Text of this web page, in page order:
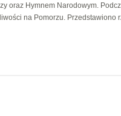
oraz Hymnem Narodowym.
na Pomorzu.